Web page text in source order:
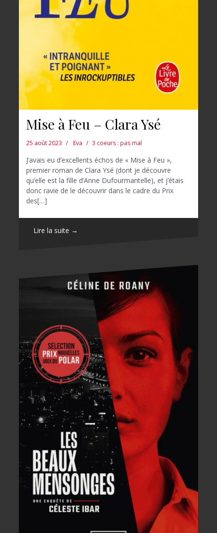
Mise à Feu – Clara Ysé
25 août 2023 Eva 3 coeurs : pas mal
J’avais eu d’excellents échos de « Mise à Feu »,
premier roman de Clara Ysé (dont je découvre
qu’elle est la fille d’Anne Dufourmantelle), et j’étais
donc ravie de le découvrir dans le cadre du Prix
des[…]
Lire la suite →